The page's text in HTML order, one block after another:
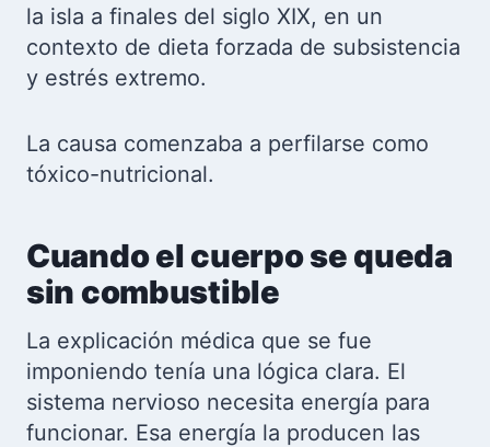
la isla a finales del siglo XIX, en un
contexto de dieta forzada de subsistencia
y estrés extremo.
La causa comenzaba a perfilarse como
tóxico-nutricional.
Cuando el cuerpo se queda
sin combustible
La explicación médica que se fue
imponiendo tenía una lógica clara. El
sistema nervioso necesita energía para
funcionar. Esa energía la producen las